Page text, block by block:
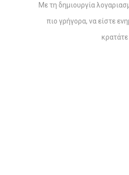
Με τη δημιουργία
πιο γρήγορα, να είστε